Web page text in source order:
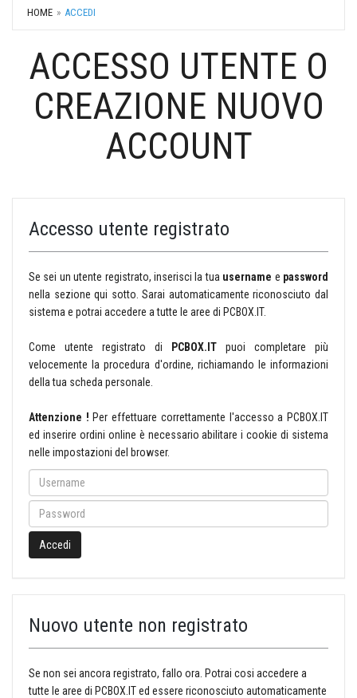
HOME ACCEDI
ACCESSO UTENTE O
CREAZIONE NUOVO
ACCOUNT
Accesso utente registrato
Se sei un utente registrato, inserisci la tua username e password
nella sezione qui sotto. Sarai automaticamente riconosciuto dal
sistema e potrai accedere a tutte le aree di PCBOX.IT.
Come utente registrato di PCBOX.IT puoi completare più
velocemente la procedura d'ordine, richiamando le informazioni
della tua scheda personale.
Attenzione ! Per effettuare correttamente l'accesso a PCBOX.IT
ed inserire ordini online è necessario abilitare i cookie di sistema
nelle impostazioni del browser.
Username
Password
Accedi
Nuovo utente non registrato
Se non sei ancora registrato, fallo ora. Potrai cosi accedere a
tutte le aree di PCBOX.IT ed essere riconosciuto automaticamente